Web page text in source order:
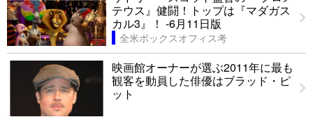
テウス』健闘！トップは『マダガス
カル3』！ -6月11日版
全米ボックスオフィス考
映画館オーナーが選ぶ2011年に最も
観客を動員した俳優はブラッド・ピ
ット